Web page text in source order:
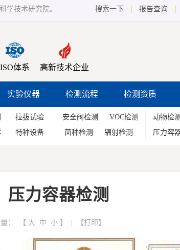
学技术研究院。 搜索一下 报告查询
ISO体系 高新技术企业
实验仪器 检测流程 检测资质
拉拔试验 安全阀检测
VOC检测
特种设备
菌种检测 辐射检测
动物检测
压力容
压力容器检测
： 【 大 中 小 】 | 【打印 】